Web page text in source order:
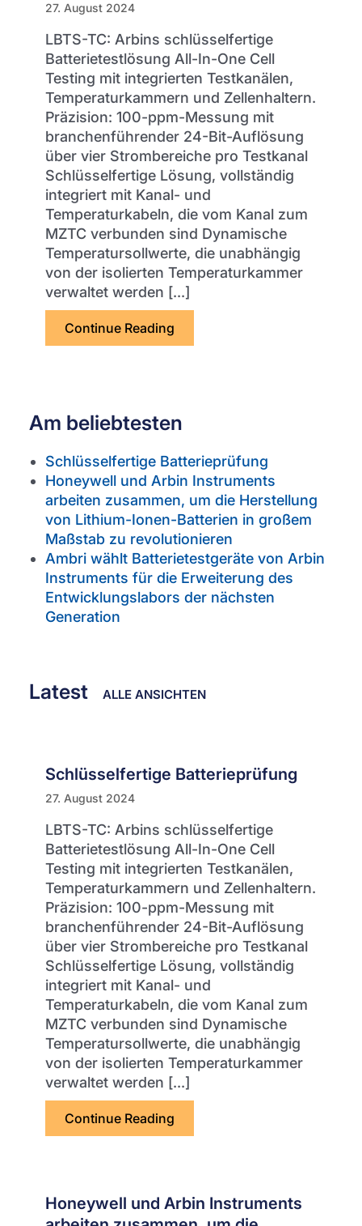
27. August 2024
LBTS-TC: Arbins schlüsselfertige
Batterietestlösung All-In-One Cell
Testing mit integrierten Testkanälen,
Temperaturkammern und Zellenhaltern.
Präzision: 100-ppm-Messung mit
branchenführender 24-Bit-Auflösung
über vier Strombereiche pro Testkanal
Schlüsselfertige Lösung, vollständig
integriert mit Kanal- und
Temperaturkabeln, die vom Kanal zum
MZTC verbunden sind Dynamische
Temperatursollwerte, die unabhängig
von der isolierten Temperaturkammer
verwaltet werden [...]
Continue Reading
Am beliebtesten
Schlüsselfertige Batterieprüfung
Honeywell und Arbin Instruments
arbeiten zusammen, um die Herstellung
von Lithium-Ionen-Batterien in großem
Maßstab zu revolutionieren
Ambri wählt Batterietestgeräte von Arbin
Instruments für die Erweiterung des
Entwicklungslabors der nächsten
Generation
Latest ALLE ANSICHTEN
Schlüsselfertige Batterieprüfung
27. August 2024
LBTS-TC: Arbins schlüsselfertige
Batterietestlösung All-In-One Cell
Testing mit integrierten Testkanälen,
Temperaturkammern und Zellenhaltern.
Präzision: 100-ppm-Messung mit
branchenführender 24-Bit-Auflösung
über vier Strombereiche pro Testkanal
Schlüsselfertige Lösung, vollständig
integriert mit Kanal- und
Temperaturkabeln, die vom Kanal zum
MZTC verbunden sind Dynamische
Temperatursollwerte, die unabhängig
von der isolierten Temperaturkammer
verwaltet werden [...]
Continue Reading
Honeywell und Arbin Instruments